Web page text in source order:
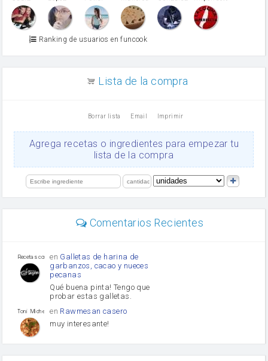
vino blanco
Azúcar glass
Azúcar moreno
Zumo de limón
arroz
Ajos
Levadura
limón
Martínez
Ranking de usuarios en funcook
Lista de la compra
Borrar lista Email Imprimir
Agrega recetas o ingredientes para empezar tu
lista de la compra
Comentarios Recientes
Recetas con sazon
en Galletas de harina de
garbanzos, cacao y nueces
pecanas
Qué buena pinta! Tengo que
probar estas galletas.
Toni Michel Caubet
en Rawmesan casero
muy interesante!
enLasaña casera fácil y